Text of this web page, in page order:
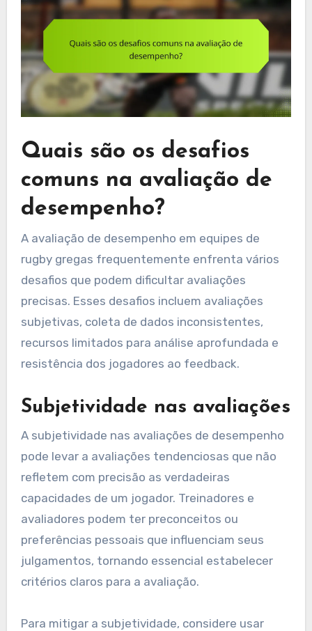
Quais são os desafios
comuns na avaliação de
desempenho?
A avaliação de desempenho em equipes de
rugby gregas frequentemente enfrenta vários
desafios que podem dificultar avaliações
precisas. Esses desafios incluem avaliações
subjetivas, coleta de dados inconsistentes,
recursos limitados para análise aprofundada e
resistência dos jogadores ao feedback.
Subjetividade nas avaliações
A subjetividade nas avaliações de desempenho
pode levar a avaliações tendenciosas que não
refletem com precisão as verdadeiras
capacidades de um jogador. Treinadores e
avaliadores podem ter preconceitos ou
preferências pessoais que influenciam seus
julgamentos, tornando essencial estabelecer
critérios claros para a avaliação.
Para mitigar a subjetividade, considere usar